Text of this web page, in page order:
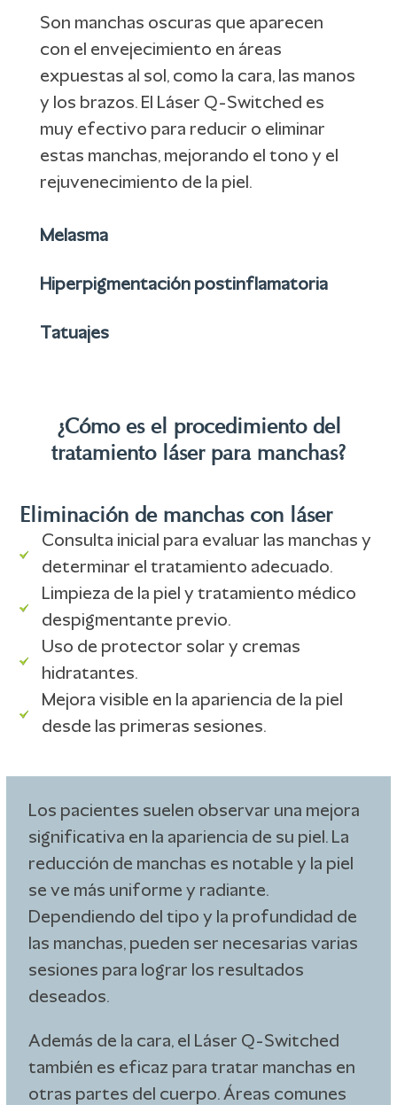
Son manchas oscuras que aparecen
con el envejecimiento en áreas
expuestas al sol, como la cara, las manos
y los brazos. El Láser Q-Switched es
muy efectivo para reducir o eliminar
estas manchas, mejorando el tono y el
rejuvenecimiento de la piel.
Melasma
Hiperpigmentación postinflamatoria
Tatuajes
¿Cómo es el procedimiento del
tratamiento láser para manchas?
Eliminación de manchas con láser
Consulta inicial para evaluar las manchas y
determinar el tratamiento adecuado.
Limpieza de la piel y tratamiento médico
despigmentante previo.
Uso de protector solar y cremas
hidratantes.
Mejora visible en la apariencia de la piel
desde las primeras sesiones.
Los pacientes suelen observar una mejora
significativa en la apariencia de su piel. La
reducción de manchas es notable y la piel
se ve más uniforme y radiante.
Dependiendo del tipo y la profundidad de
las manchas, pueden ser necesarias varias
sesiones para lograr los resultados
deseados.
Además de la cara, el Láser Q-Switched
también es eficaz para tratar manchas en
otras partes del cuerpo. Áreas comunes